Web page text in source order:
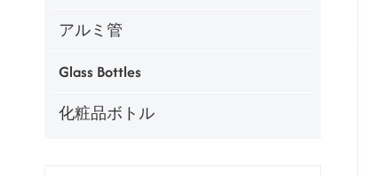
アルミ管
Glass Bottles
化粧品ボトル